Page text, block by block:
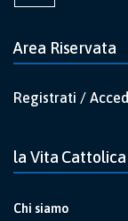
Area Riservata
Registrati /
la Vita
Chi siamo